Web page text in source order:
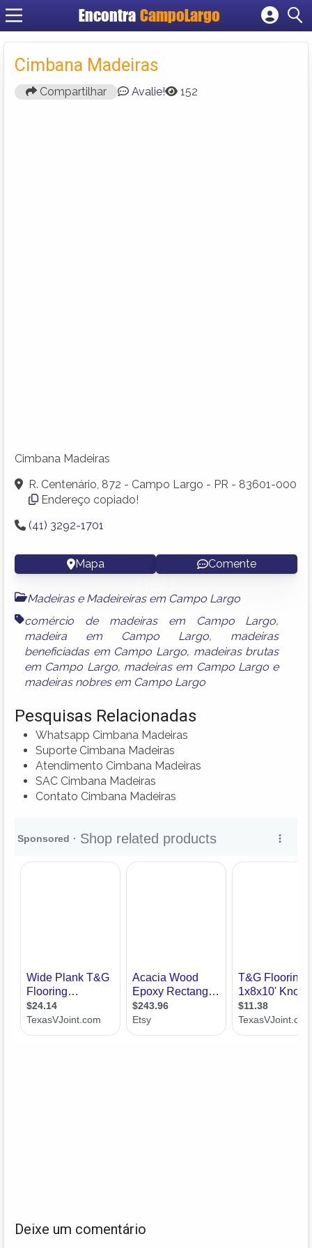
Encontra CampoLargo
Cadastrar empresa
Criar conta
Cimbana Madeiras
Compartilhar Avalie! 152
Cimbana Madeiras
R. Centenário, 872 - Campo Largo - PR - 83601-000
Endereço copiado!
(41) 3292-1701
Mapa Comente
Madeiras e Madeireiras em Campo Largo
comércio de madeiras em Campo Largo,
madeira em Campo Largo, madeiras
beneficiadas em Campo Largo, madeiras brutas
em Campo Largo, madeiras em Campo Largo e
madeiras nobres em Campo Largo
Pesquisas Relacionadas
Whatsapp Cimbana Madeiras
Suporte Cimbana Madeiras
Atendimento Cimbana Madeiras
SAC Cimbana Madeiras
Contato Cimbana Madeiras
Deixe um comentário